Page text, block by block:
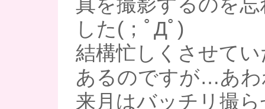
した(；ﾟДﾟ)
結構忙しくさせて
あるのですが…あわ
来月はバッチリ撮